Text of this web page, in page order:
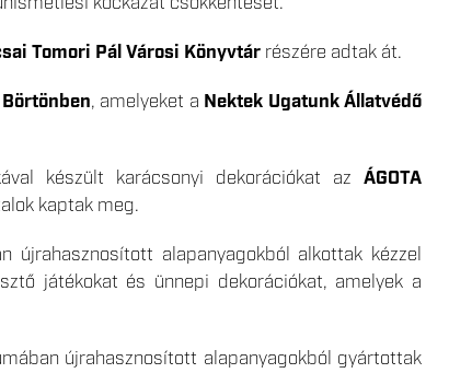
Tomori Pál Városi Könyvtár részére adtak át.
, amelyeket a Nektek Ugatunk Állatvédő
készült karácsonyi dekorációkat azÁGOTA
kaptak meg.
újrahasznosított alapanyagokból alkottak kézzel
játékokat és ünnepi dekorációkat, amelyek a
újrahasznosított alapanyagokból gyártottak